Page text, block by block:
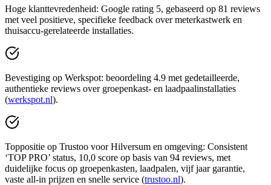
Hoge klanttevredenheid: Google rating 5, gebaseerd op 81 reviews
met veel positieve, specifieke feedback over meterkastwerk en
thuisaccu-gerelateerde installaties.
Bevestiging op Werkspot: beoordeling 4.9 met gedetailleerde,
authentieke reviews over groepenkast- en laadpaalinstallaties
(werkspot.nl).
Toppositie op Trustoo voor Hilversum en omgeving: Consistent
‘TOP PRO’ status, 10,0 score op basis van 94 reviews, met
duidelijke focus op groepenkasten, laadpalen, vijf jaar garantie,
vaste all‑in prijzen en snelle service (trustoo.nl).